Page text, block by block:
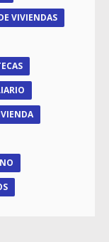
VIVIENDAS